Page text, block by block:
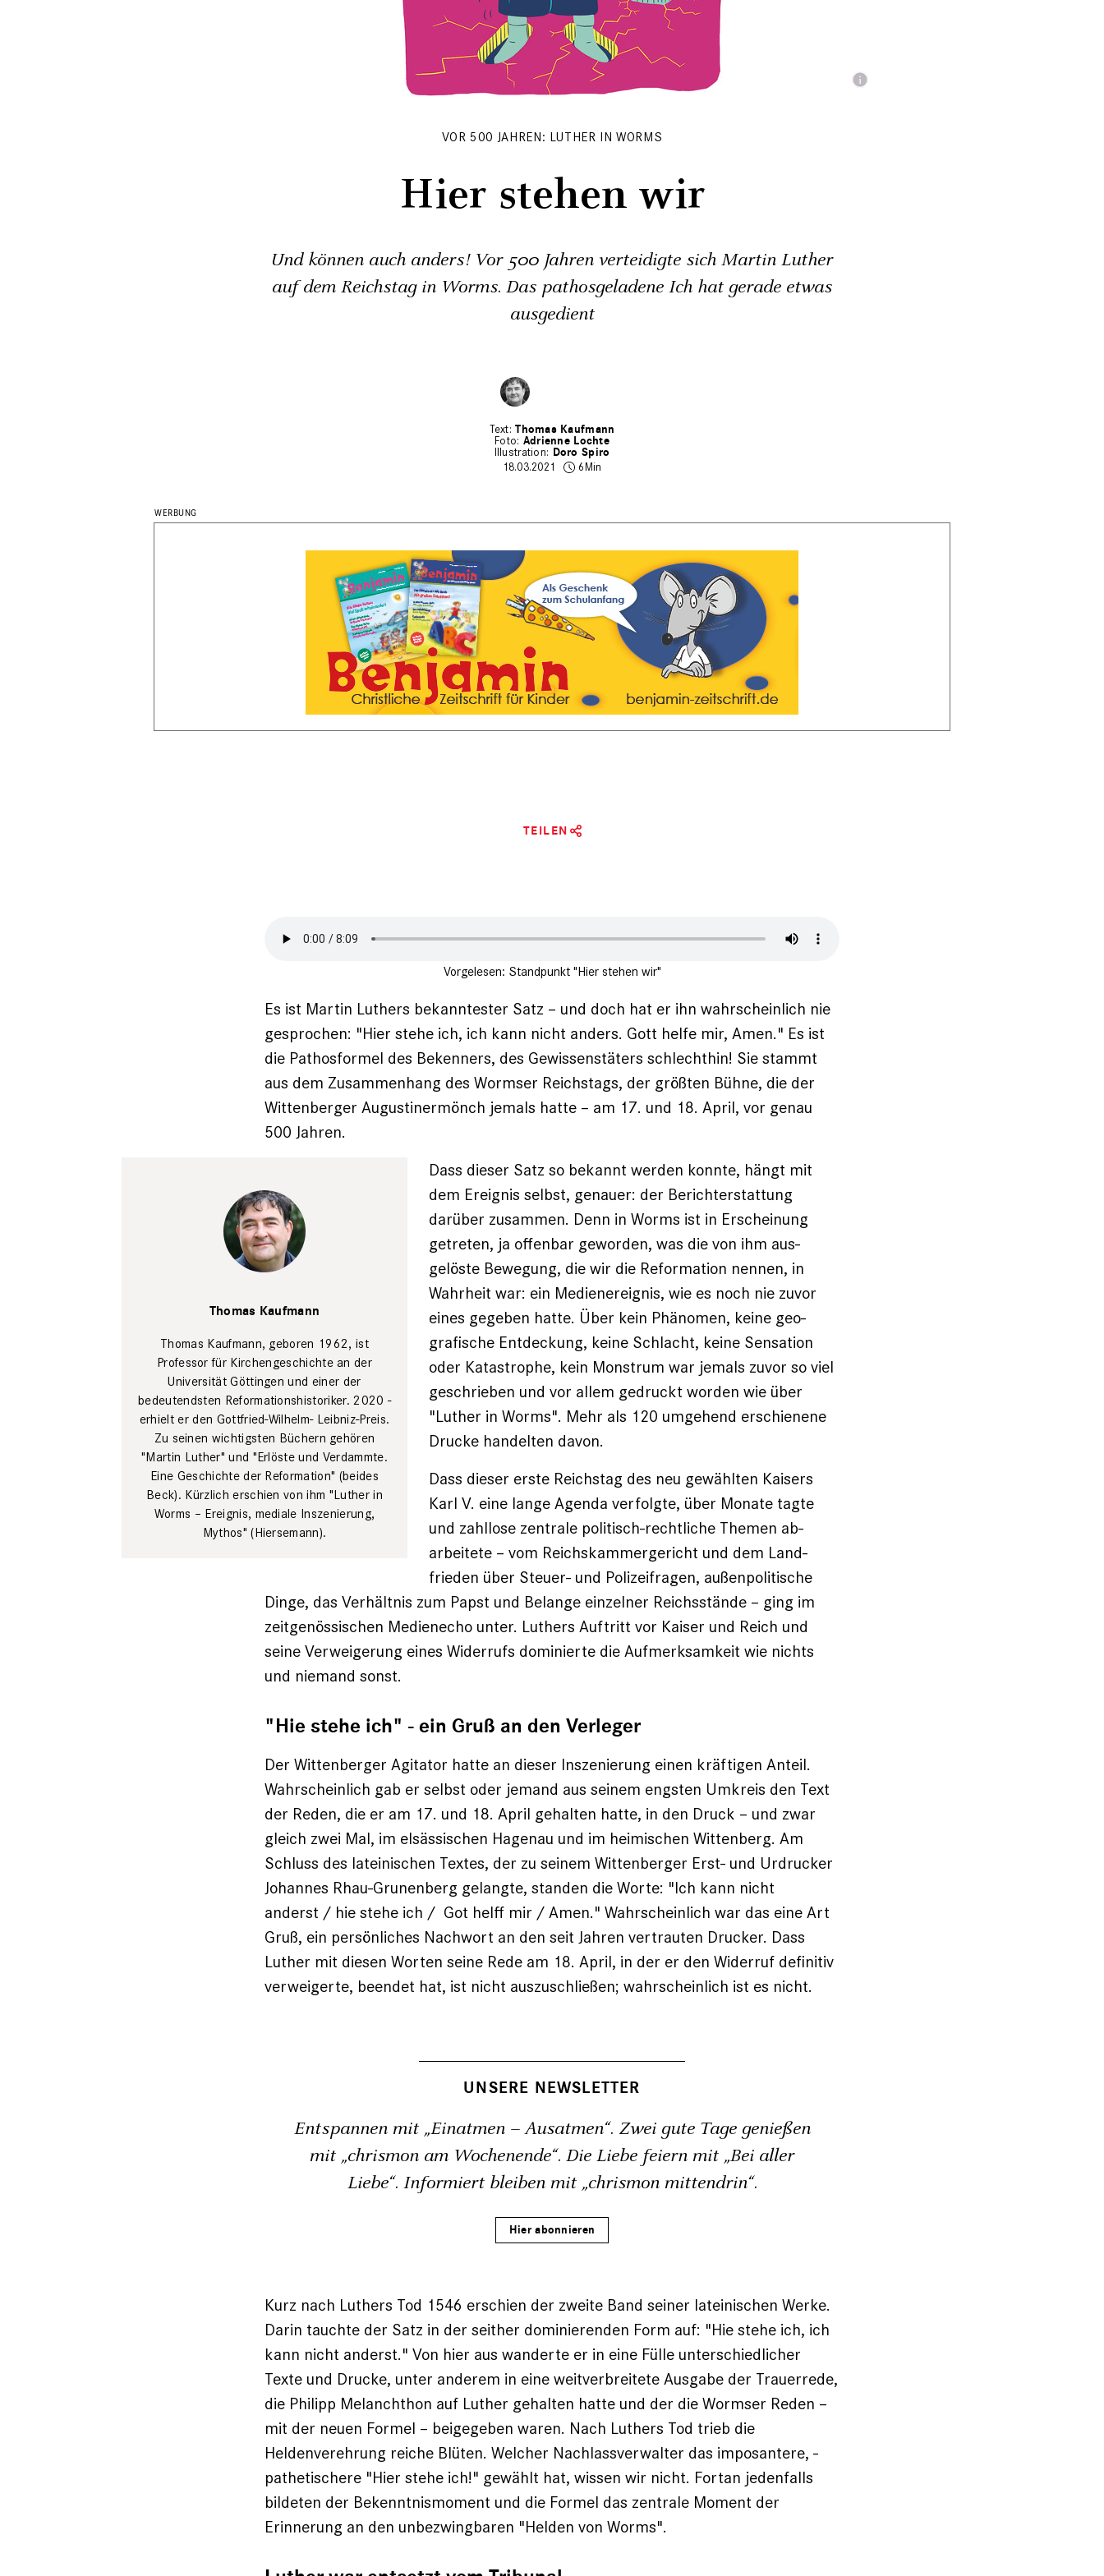
VOR 500 JAHREN: LUTHER IN WORMS
Hier stehen wir
Und können auch anders! Vor 500 Jahren verteidigte sich Martin Luther
auf dem Reichstag in Worms. Das pathosgeladene Ich hat gerade etwas
ausgedient
Thomas Kaufmann
Adrienne Lochte
Doro Spiro
18.03.2021
6Min
TEILEN
Vorgelesen: Standpunkt "Hier stehen wir"
Es ist Martin Luthers bekanntester Satz – und doch hat er ihn wahrscheinlich nie
ge­sprochen: "Hier stehe ich, ich kann nicht anders. Gott helfe mir, Amen." Es ist
die ­Pathosformel des Bekenners, des Gewissens­täters schlechthin! Sie stammt
aus dem ­Zusammenhang des Wormser Reichstags, der größten Bühne, die der
Wittenberger Augustinermönch jemals hatte – am 17. und 18. April, vor genau
500 Jahren.
Privat
Thomas Kaufmann
Thomas Kaufmann, geboren 1962, ist
Professor für Kirchen­geschichte an der
Universität ­Göttingen und einer der
bedeutendsten Reformations­historiker. 2020 ­
erhielt er den ­Gottfried-Wilhelm- Leibniz-Preis.
Zu ­seinen wichtigsten Büchern gehören
"Martin Luther" und "Erlöste und Verdammte.
Eine Geschichte der Reformation" (beides
Beck). Kürzlich ­erschien von ihm "Luther in
Worms – Ereignis, mediale Inszenierung,
Mythos" (Hiersemann).
Dass dieser Satz so bekannt werden konnte, hängt mit
dem Ereignis selbst, genauer: der Berichterstattung
darüber zusammen. Denn in Worms ist in Erscheinung
getreten, ja offenbar geworden, was die von ihm aus­
gelöste Bewegung, die wir die Reformation nennen, in
Wahrheit war: ein Medienereignis, wie es noch nie zuvor
eines ­gegeben hatte. Über kein Phänomen, keine geo­
grafische Entdeckung, keine Schlacht, keine Sensation
oder ­Katastrophe, kein Monstrum war jemals zuvor so viel
geschrieben und vor allem gedruckt worden wie über
"Luther in Worms". Mehr als 120 umgehend erschienene
Drucke handelten davon.
Dass dieser erste Reichstag des neu gewählten Kaisers
Karl V. eine lange Agenda verfolgte, über Monate tagte
und zahllose zentrale politisch-rechtliche Themen ab­
arbeitete – vom Reichskammergericht und dem Land­
frieden über Steuer- und Polizeifragen, außenpolitische
Dinge, das ­Verhältnis zum Papst und Belange einzelner Reichsstände – ging im
zeitgenössischen Medienecho ­unter. Luthers Auftritt vor Kaiser und Reich und
seine Verweigerung eines Widerrufs dominierte die Aufmerksamkeit wie nichts
und niemand sonst.
"Hie stehe ich" - ein Gruß an den Verleger
Der Wittenberger Agitator hatte an dieser Inszenierung einen kräftigen Anteil.
Wahrscheinlich gab er selbst oder jemand aus seinem engsten Umkreis den Text
der Reden, die er am 17. und 18. April gehalten hatte, in den Druck – und zwar
gleich zwei Mal, im elsässischen ­Hagenau und im heimischen Wittenberg. Am
Schluss des lateinischen Textes, der zu seinem Wittenberger Erst- und Ur­drucker
Johannes Rhau-Grunenberg gelangte, ­standen die Worte: "Ich kann nicht
anderst / hie stehe ich / Got helff mir / Amen." Wahrscheinlich war das eine Art
Gruß, ein persönliches Nachwort an den seit Jahren vertrauten Drucker. Dass
Luther mit diesen Worten ­seine Rede am 18. April, in der er den Widerruf definitiv
­verweigerte, beendet hat, ist nicht auszuschließen; wahrscheinlich ist es nicht.
UNSERE NEWSLETTER
Entspannen mit „Einatmen – Ausatmen“. Zwei gute Tage genießen
mit „chrismon am Wochenende“. Die Liebe feiern mit „Bei aller
Liebe“. Informiert bleiben mit „chrismon mittendrin“.
Hier abonnieren
Kurz nach Luthers Tod 1546 erschien der zweite Band seiner lateinischen Werke.
Darin tauchte der Satz in der seither dominierenden Form auf: "Hie stehe ich, ich
kann nicht anderst." Von hier aus wanderte er in eine Fülle ­unterschiedlicher
Texte und Drucke, unter anderem in eine weitverbreitete Ausgabe der Trauerrede,
die Philipp Melanchthon auf Luther gehalten hatte und der die Wormser Reden –
mit der neuen Formel – beigegeben waren. Nach Luthers Tod trieb die
Heldenverehrung reiche ­Blüten. Welcher Nachlassverwalter das imposantere, ­
pathetischere "Hier stehe ich!" gewählt hat, wissen wir nicht. Fortan jedenfalls
bildeten der Bekenntnismoment und die Formel das zentrale Moment der
Erinnerung an den unbezwingbaren "Helden von Worms".